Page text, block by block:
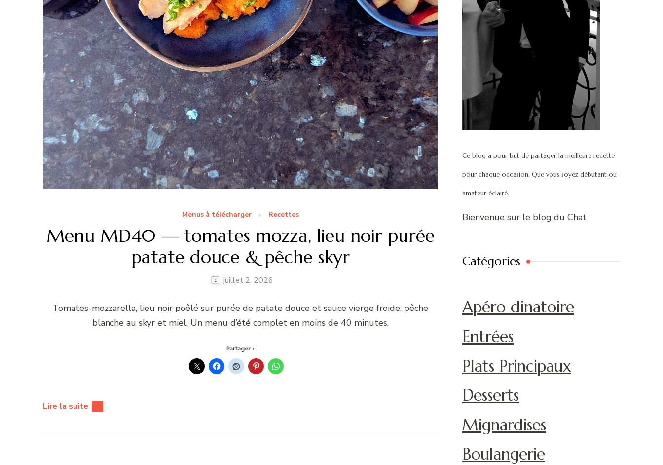
Menus à télécharger Recettes
Menu MD40 — tomates mozza, lieu noir purée
patate douce & pêche skyr
juillet 2, 2026
Tomates-mozzarella, lieu noir poêlé sur purée de patate douce et sauce vierge froide, pêche
blanche au skyr et miel. Un menu d’été complet en moins de 40 minutes.
Partager :
Lire la suite
Ce blog a pour but de partager la meilleure recette
pour chaque occasion. Que vous soyez débutant ou
amateur éclairé.
Bienvenue sur le blog du Chat
Catégories
Apéro dinatoire
Entrées
Plats Principaux
Desserts
Mignardises
Boulangerie